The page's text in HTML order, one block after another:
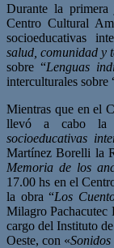
Durante la primera
Centro Cultural
socioeducativas
salud, comunidad y
sobre “Lenguas
interculturales sobre
Mientras que en el
llevó a cabo la
socioeducativas
Martínez Borelli la
Memoria de los
17.00 hs en el
la obra “Los
Milagro Pachacutec
cargo del Instituto
Oeste, con «